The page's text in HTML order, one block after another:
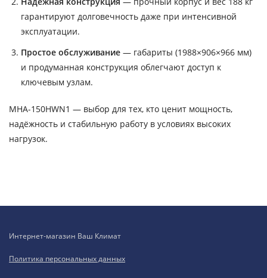
гарантируют долговечность даже при интенсивной
эксплуатации.
Простое обслуживание — габариты (1988×906×966 мм)
и продуманная конструкция облегчают доступ к
ключевым узлам.
MHA-150HWN1 — выбор для тех, кто ценит мощность,
надёжность и стабильную работу в условиях высоких
нагрузок.
Интернет-магазин Ваш Климат
Политика персональных данных